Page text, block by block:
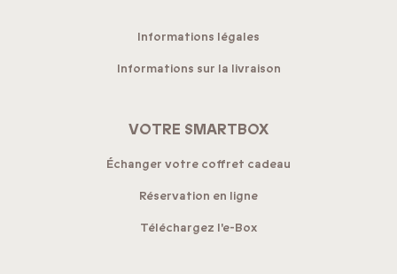
Informations légales
Informations sur la livraison
VOTRE SMARTBOX
Échanger votre coffret cadeau
Réservation en ligne
Téléchargez l'e-Box